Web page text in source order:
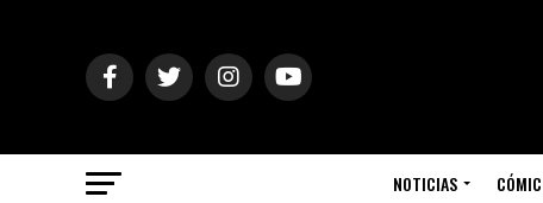
NOTICIAS CÓMIC